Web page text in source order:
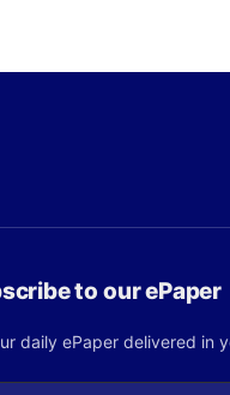
to our ePaper
daily ePaper delivered in